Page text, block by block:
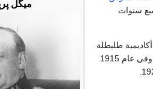
ميگل
سنوات
أكاديمية طليطلة
. وفي عام 1915